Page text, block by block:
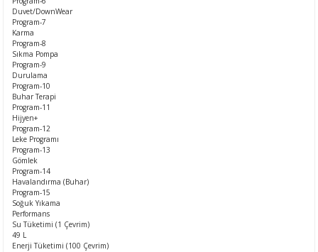
Duvet/DownWear
Program-7
Karma
Program-8
Sıkma Pompa
Program-9
Durulama
Program-10
Buhar Terapi
Program-11
Hijyen+
Program-12
Leke Programı
Program-13
Gömlek
Program-14
Havalandırma (Buhar)
Program-15
Soğuk Yıkama
Performans
Su Tüketimi (1 Çevrim)
49 L
Enerji Tüketimi (100 Çevrim)